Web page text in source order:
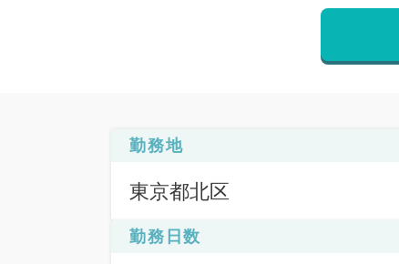
勤務地
東京都北区
勤務日数